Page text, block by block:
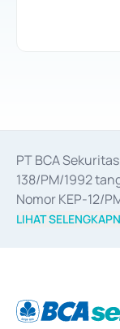
PT BCA
138/PM/1992
Nomor KEP-12/
merger, akuisisi,
LIHAT